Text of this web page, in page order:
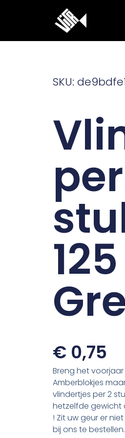
inhoud
SKU:
€0,75
Breng het
Amberblokjes
vlindertjes per 2
hetzelfde gewicht
! Zit uw geur er
bij ons te bestellen.